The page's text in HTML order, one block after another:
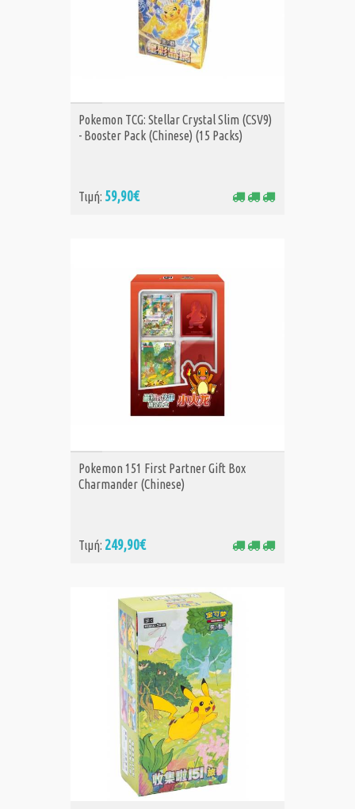
ΑΓΟΡΑ
Pokemon TCG: Stellar Crystal Slim (CSV9)
- Booster Pack (Chinese) (15 Packs)
Τιμή: 59,90€
ΑΓΟΡΑ
Pokemon 151 First Partner Gift Box
Charmander (Chinese)
Τιμή: 249,90€